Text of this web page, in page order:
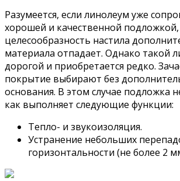
Разумеется, если линолеум уже
хорошей и качественной подложкой,
целесообразность настила
материала отпадает. Однако такой
дорогой и приобретается редко.
покрытие выбирают без
основания. В этом случае подложка
как выполняет следующие функции:
Тепло- и звукоизоляция.
Устранение небольших
горизонтальности (не более 2